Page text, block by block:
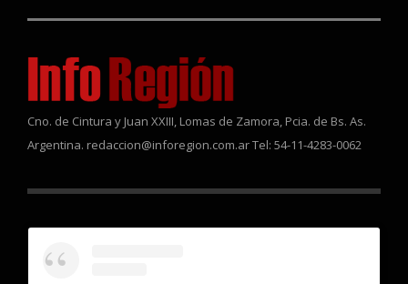
Cno. de Cintura y Juan XXIII, Lomas de Zamora, Pcia. de Bs. As.
Argentina. redaccion@inforegion.com.ar Tel: 54-11-4283-0062